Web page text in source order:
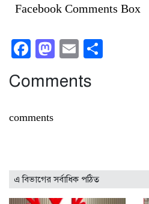
Facebook Comments Box
Facebook
Mastodon
Email
Comments
comments
এ বিভাগের সর্বাধিক পঠিত